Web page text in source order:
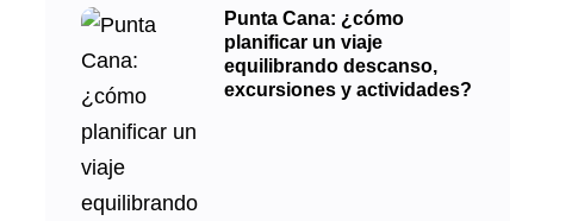
Punta Cana: ¿cómo
planificar un viaje
equilibrando descanso,
excursiones y actividades?